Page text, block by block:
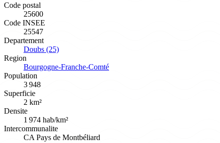
Code postal
25600
Code INSEE
25547
Departement
Doubs (25)
Region
Bourgogne-Franche-Comté
Population
3 948
Superficie
2 km²
Densite
1 974 hab/km²
Intercommunalite
CA Pays de Montbéliard